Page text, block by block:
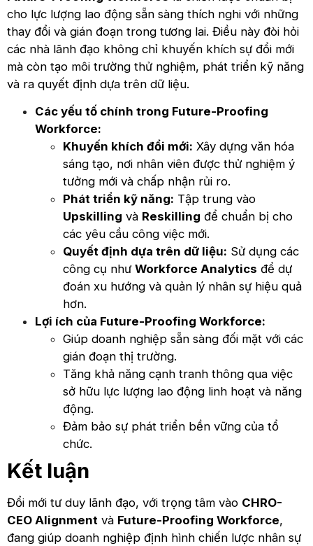
cho lực lượng lao động sẵn sàng thích nghi với những
thay đổi và gián đoạn trong tương lai. Điều này đòi hỏi
các nhà lãnh đạo không chỉ khuyến khích sự đổi mới
mà còn tạo môi trường thử nghiệm, phát triển kỹ năng
và ra quyết định dựa trên dữ liệu.
Các yếu tố chính trong Future-Proofing
Workforce:
Khuyến khích đổi mới: Xây dựng văn hóa
sáng tạo, nơi nhân viên được thử nghiệm ý
tưởng mới và chấp nhận rủi ro.
Phát triển kỹ năng: Tập trung vào
Upskilling và Reskilling để chuẩn bị cho
các yêu cầu công việc mới.
Quyết định dựa trên dữ liệu: Sử dụng các
công cụ như Workforce Analytics để dự
đoán xu hướng và quản lý nhân sự hiệu quả
hơn.
Lợi ích của Future-Proofing Workforce:
Giúp doanh nghiệp sẵn sàng đối mặt với các
gián đoạn thị trường.
Tăng khả năng cạnh tranh thông qua việc
sở hữu lực lượng lao động linh hoạt và năng
động.
Đảm bảo sự phát triển bền vững của tổ
chức.
Kết luận
Đổi mới tư duy lãnh đạo, với trọng tâm vào CHRO-
CEO Alignment và Future-Proofing Workforce,
đang giúp doanh nghiệp định hình chiến lược nhân sự